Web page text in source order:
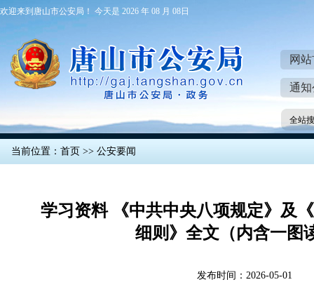
欢迎来到唐山市公安局！ 今天是 2026 年 08 月 08日
网
通
全站
当前位置： 首页 >> 公安要闻
学习资料 《中共中央八项规定》及
细则》全文（内含一图
发布时间：2026-05-01